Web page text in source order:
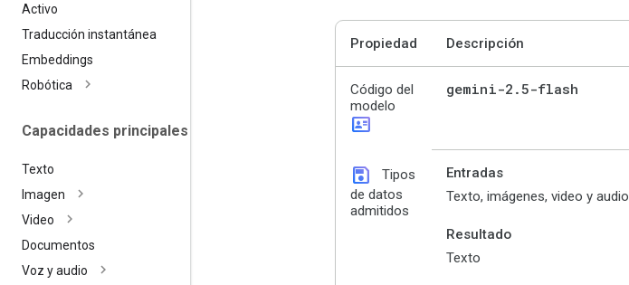
Activo
Traducción instantánea
Embeddings
Robótica
Capacidades principales
Texto
Imagen
Video
Documentos
Voz y audio
Propiedad Descripción
Código del
modelo
id_card
gemini-2 .5-flash
save
Tipos
de datos
admitidos
Entradas
Texto, imágenes, video y audio
Resultado
Texto